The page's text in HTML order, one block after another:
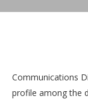
Communications
profile among the